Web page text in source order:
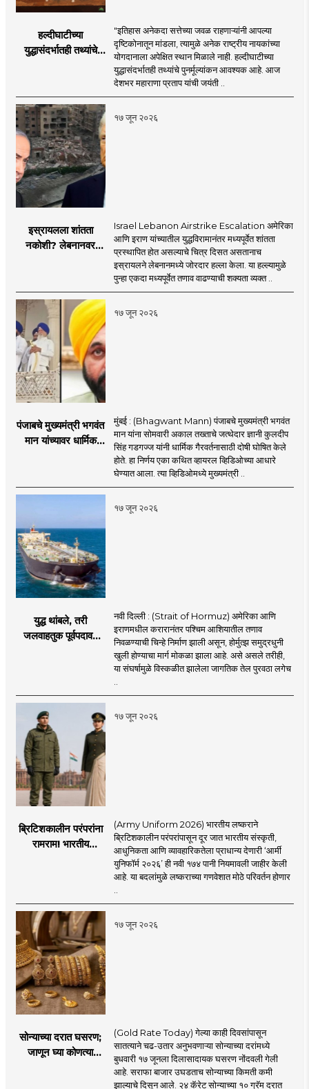
हल्दीघाटीच्या
युद्धासंदर्भातही तथ्यांचे
मोहनजी भागवत
"इतिहास अनेकदा सत्तेच्या जवळ राहणाऱ्यांनी आपल्या
दृष्टिकोनातून मांडला, त्यामुळे अनेक राष्ट्रीय नायकांच्या
योगदानाला अपेक्षित स्थान मिळाले नाही. हल्दीघाटीच्या
युद्धासंदर्भातही तथ्यांचे पुनर्मूल्यांकन आवश्यक आहे. आज
देशभर महाराणा प्रताप यांची जयंती ..
१७ जून २०२६
इस्रायलला शांतता
नकोशी? लेबनानवर
इराण-अमेरिकेत आरोप-
प्रत्यारोप
Israel Lebanon Airstrike Escalation अमेरिका
आणि इराण यांच्यातील युद्धविरामानंतर मध्यपूर्वेत शांतता
प्रस्थापित होत असल्याचे चित्र दिसत असतानाच
इस्रायलने लेबनानमध्ये जोरदार हल्ला केला. या हल्ल्यामुळे
पुन्हा एकदा मध्यपूर्वेत तणाव वाढण्याची शक्यता व्यक्त ..
१७ जून २०२६
पंजाबचे मुख्यमंत्री भगवंत
मान यांच्यावर धार्मिक
खळबळ
मुंबई : (Bhagwant Mann) पंजाबचे मुख्यमंत्री भगवंत
मान यांना सोमवारी अकाल तख्ताचे जत्थेदार ज्ञानी कुलदीप
सिंह गडगज्ज यांनी धार्मिक गैरवर्तनासाठी दोषी घोषित केले
होते. हा निर्णय एका कथित व्हायरल व्हिडिओच्या आधारे
घेण्यात आला. त्या व्हिडिओमध्ये मुख्यमंत्री ..
१७ जून २०२६
युद्ध थांबले, तरी
जलवाहतुक पूर्वपदावर
चिंता.
नवी दिल्ली : (Strait of Hormuz) अमेरिका आणि
इराणमधील करारानंतर पश्चिम आशियातील तणाव
निवळण्याची चिन्हे निर्माण झाली असून, होर्मुत्झ समुद्रधुनी
खुली होण्याचा मार्ग मोकळा झाला आहे. असे असले तरीही,
या संघर्षामुळे विस्कळीत झालेला जागतिक तेल पुरवठा लगेच
१७ जून २०२६
ब्रिटिशकालीन परंपरांना
रामराम! भारतीय
(Army Uniform 2026) भारतीय लष्कराने
ब्रिटिशकालीन परंपरांपासून दूर जात भारतीय संस्कृती,
आधुनिकता आणि व्यावहारिकतेला प्राधान्य देणारी ‘आर्मी
युनिफॉर्म २०२६’ ही नवी १७४ पानी नियमावली जाहीर केली
आहे. या बदलांमुळे लष्कराच्या गणवेशात मोठे परिवर्तन होणार
१७ जून २०२६
सोन्याच्या दरात घसरण;
जाणून घ्या कोणत्या
(Gold Rate Today) गेल्या काही दिवसांपासून
सातत्याने चढ-उतार अनुभवणाऱ्या सोन्याच्या दरांमध्ये
बुधवारी १७ जूनला दिलासादायक घसरण नोंदवली गेली
आहे. सराफा बाजार उघडताच सोन्याच्या किमती कमी
झाल्याचे दिसून आले. २४ कॅरेट सोन्याच्या १० ग्रॅम दरात